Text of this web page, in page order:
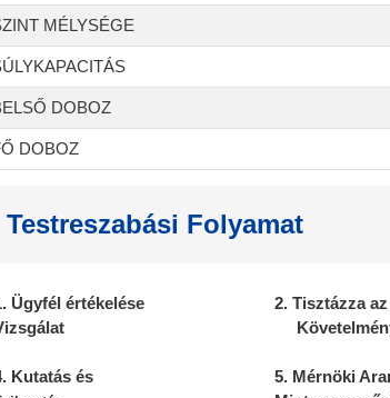
MÉLYSÉGE
DOBOZ
DOBOZ
Testreszabási Folyamat
Ügyfél értékelése
Kutatás és
2. Tisztázza
5. Mérnöki